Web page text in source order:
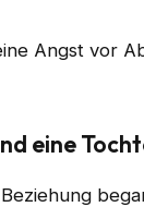
Angst vor
eine